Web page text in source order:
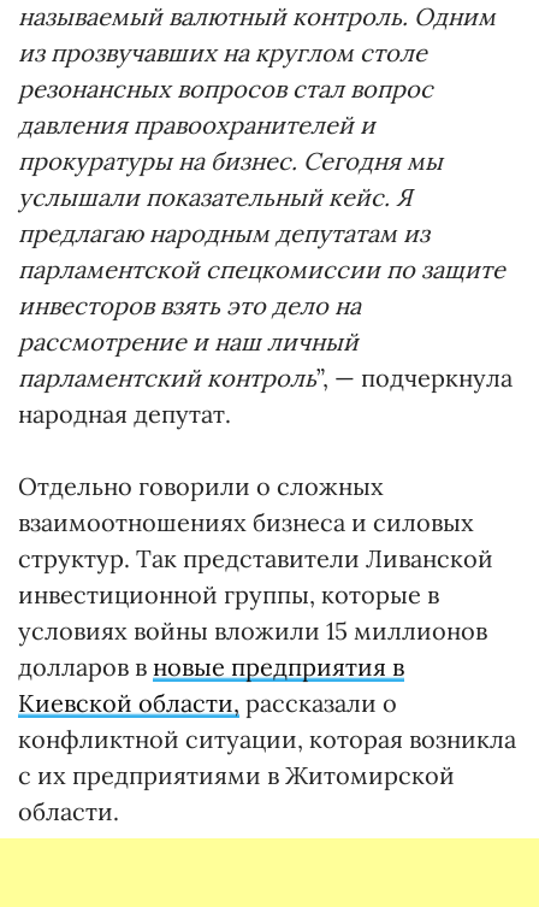
называемый валютный контроль. Одним
из прозвучавших на круглом столе
резонансных вопросов стал вопрос
давления правоохранителей и
прокуратуры на бизнес. Сегодня мы
услышали показательный кейс. Я
предлагаю народным депутатам из
парламентской спецкомиссии по защите
инвесторов взять это дело на
рассмотрение и наш личный
парламентский контроль”, — подчеркнула
народная депутат.
Отдельно говорили о сложных
взаимоотношениях бизнеса и силовых
структур. Так представители Ливанской
инвестиционной группы, которые в
условиях войны вложили 15 миллионов
долларов в новые предприятия в
Киевской области, рассказали о
конфликтной ситуации, которая возникла
с их предприятиями в Житомирской
области.